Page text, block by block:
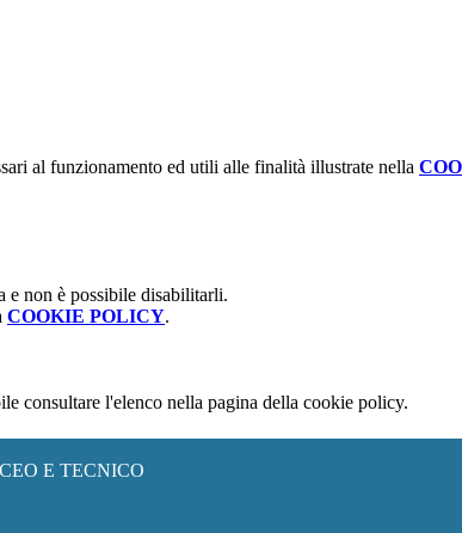
al funzionamento ed utili alle finalità illustrate nella
e non è possibile disabilitarli.
COOKIE POLICY.
consultare l'elenco nella pagina della cookie policy.
E TECNICO